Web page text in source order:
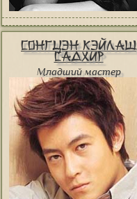
Сонгцэн Кэйлаш
Садхир
Младший мастер